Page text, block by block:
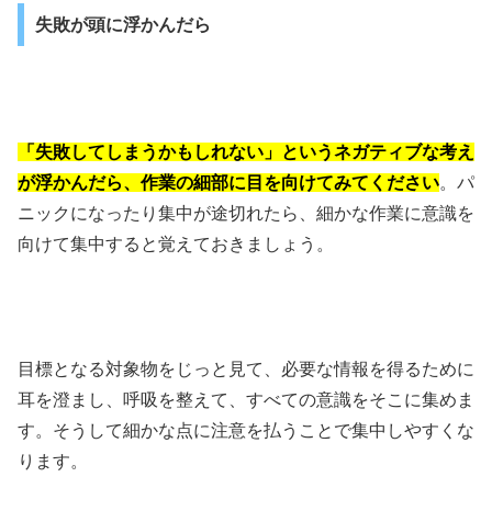
失敗が頭に浮かんだら
「失敗してしまうかもしれない」というネガティブな考え
が浮かんだら、作業の細部に目を向けてみてください。パ
ニックになったり集中が途切れたら、細かな作業に意識を
向けて集中すると覚えておきましょう。
目標となる対象物をじっと見て、必要な情報を得るために
耳を澄まし、呼吸を整えて、すべての意識をそこに集めま
す。そうして細かな点に注意を払うことで集中しやすくな
ります。